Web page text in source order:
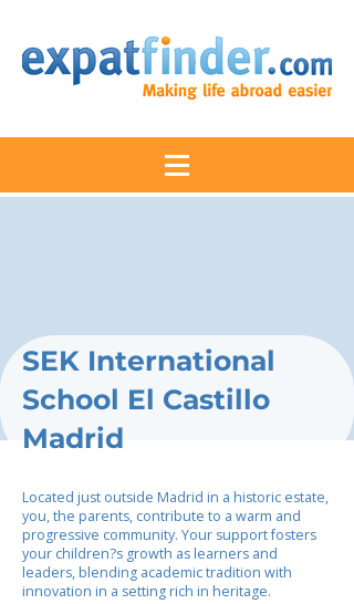
SEK International
School El Castillo
Madrid
Located just outside Madrid in a historic estate,
you, the parents, contribute to a warm and
progressive community. Your support fosters
your children?s growth as learners and
leaders, blending academic tradition with
innovation in a setting rich in heritage.